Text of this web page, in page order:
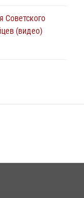
Советского
(видео)